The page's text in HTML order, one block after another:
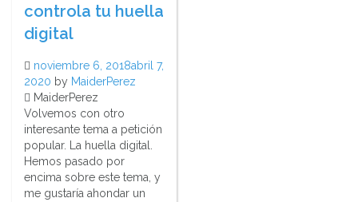
controla tu huella
digital
noviembre 6, 2018abril 7,
2020 by MaiderPerez
MaiderPerez
Volvemos con otro
interesante tema a petición
popular. La huella digital.
Hemos pasado por
encima sobre este tema, y
me gustaría ahondar un